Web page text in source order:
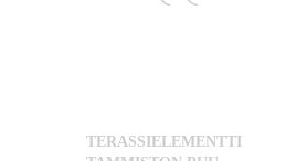
TERASSIELEMENTTI